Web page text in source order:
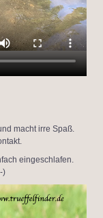
macht irre Spaß.
eingeschlafen.
)